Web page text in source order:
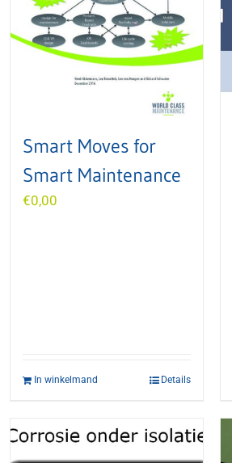
Smart Moves for
Smart Maintenance
€0,00
In winkelmand Details